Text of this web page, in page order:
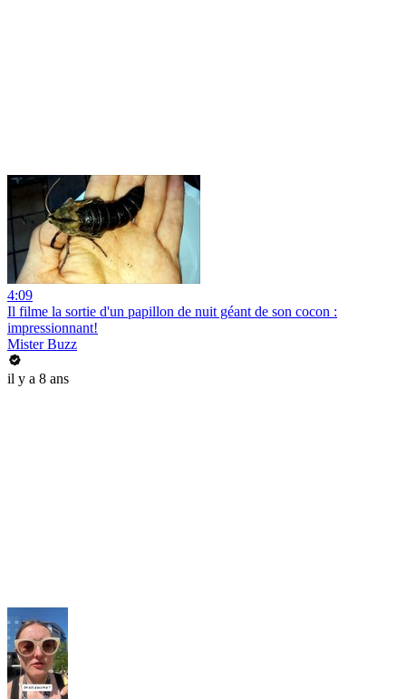
4:09
Il filme la sortie d'un papillon de nuit géant de son cocon :
impressionnant!
Mister Buzz
il y a 8 ans